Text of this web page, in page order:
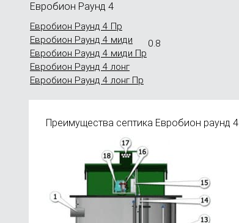
Евробион Раунд 4
0.8
Евробион Раунд 4 Пр
Евробион Раунд 4 миди
Евробион Раунд 4 миди Пр
Евробион Раунд 4 лонг
Евробион Раунд 4 лонг Пр
Преимущества септика Евробион раунд 4